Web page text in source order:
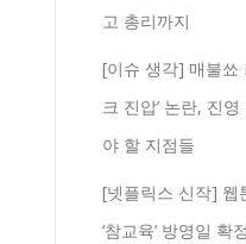
고 총리까지
[이슈 생각] 매불쑈
크 진압’ 논란, 진
야 할 지점들
[넷플릭스 신작] 웹
‘참교육’ 방영일 확